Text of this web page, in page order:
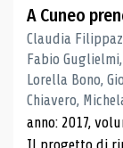
A Cuneo
Claudia
Fabio
Lorella Bono,
Chiavero,
anno: 2017,